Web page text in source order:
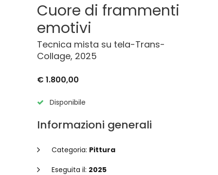
Cuore di frammenti
emotivi
Tecnica mista su tela-Trans-
Collage, 2025
€ 1.800,00
Disponibile
Informazioni generali
Categoria: Pittura
Eseguita il: 2025